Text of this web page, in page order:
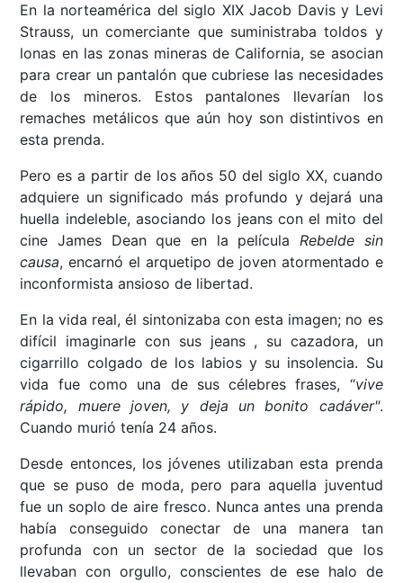
En la norteamérica del siglo XIX Jacob Davis y Levi
Strauss, un comerciante que suministraba toldos y
lonas en las zonas mineras de California, se asocian
para crear un pantalón que cubriese las necesidades
de los mineros. Estos pantalones llevarían los
remaches metálicos que aún hoy son distintivos en
esta prenda.
Pero es a partir de los años 50 del siglo XX, cuando
adquiere un significado más profundo y dejará una
huella indeleble, asociando los jeans con el mito del
cine James Dean que en la película Rebelde sin
causa, encarnó el arquetipo de joven atormentado e
inconformista ansioso de libertad.
En la vida real, él sintonizaba con esta imagen; no es
difícil imaginarle con sus jeans , su cazadora, un
cigarrillo colgado de los labios y su insolencia. Su
vida fue como una de sus célebres frases, “vive
rápido,
muere joven, y deja un bonito cadáver".
Cuando murió tenía 24 años.
Desde entonces, los jóvenes utilizaban esta prenda
que se puso de moda, pero para aquella juventud
fue un soplo de aire fresco. Nunca antes una prenda
había conseguido conectar de una manera tan
profunda con un sector de la sociedad que los
llevaban con orgullo, conscientes de ese halo de